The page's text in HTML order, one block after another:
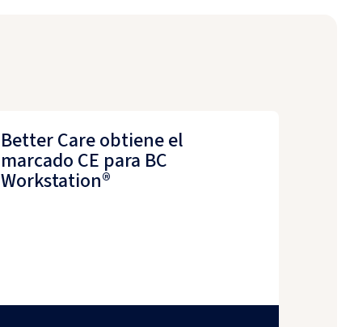
Better Care obtiene el
marcado CE para BC
Workstation®